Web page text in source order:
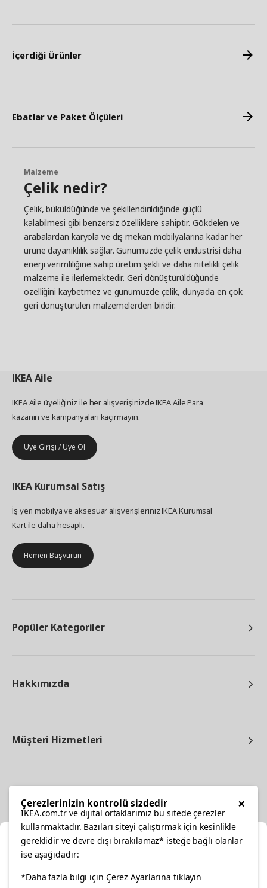
İçerdiği Ürünler
Ebatlar ve Paket Ölçüleri
Malzeme
Çelik nedir?
Çelik, büküldüğünde ve şekillendirildiğinde güçlü
kalabilmesi gibi benzersiz özelliklere sahiptir. Gökdelen ve
arabalardan karyola ve dış mekan mobilyalarına kadar her
ürüne dayanıklılık sağlar. Günümüzde çelik endüstrisi daha
enerji verimliliğine sahip üretim şekli ve daha nitelikli çelik
malzeme ile ilerlemektedir. Geri dönüştürüldüğünde
özelliğini kaybetmez ve günümüzde çelik, dünyada en çok
geri dönüştürülen malzemelerden biridir.
IKEAAile
IKEA Aile üyeliğiniz ile her alışverişinizde IKEA Aile Para
kazanın ve kampanyaları kaçırmayın.
Üye Girişi / Üye Ol
IKEA Kurumsal Satış
İş yeri mobilya ve aksesuar alışverişleriniz IKEA Kurumsal
Kart ile daha hesaplı.
Hemen Başvurun
Popüler Kategoriler
Hakkımızda
Müşteri Hizmetleri
facebooktwitterinstagrampinterestyoutube
Konumunuzu Seçin
×
Çerezlerinizin kontrolü sizdedir
IKEA.com.tr ve dijital ortaklarımız bu sitede çerezler
kullanmaktadır. Bazıları siteyi çalıştırmak için kesinlikle
gereklidir ve devre dışı bırakılamaz* isteğe bağlı olanlar
ise aşağıdadır:
*Daha fazla bilgi için Çerez Ayarlarına tıklayın